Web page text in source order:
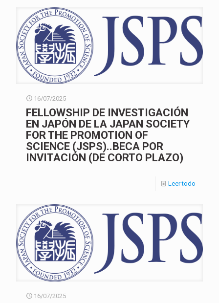
16/07/2025
FELLOWSHIP DE INVESTIGACIÓN
EN JAPÓN DE LA JAPAN SOCIETY
FOR THE PROMOTION OF
SCIENCE (JSPS)..BECA POR
INVITACIÓN (DE CORTO PLAZO)
Leer todo
16/07/2025